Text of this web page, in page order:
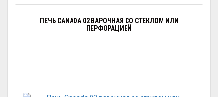
ПЕЧЬ CANADA 02 ВАРОЧНАЯ СО СТЕКЛОМ ИЛИ
ПЕРФОРАЦИЕЙ